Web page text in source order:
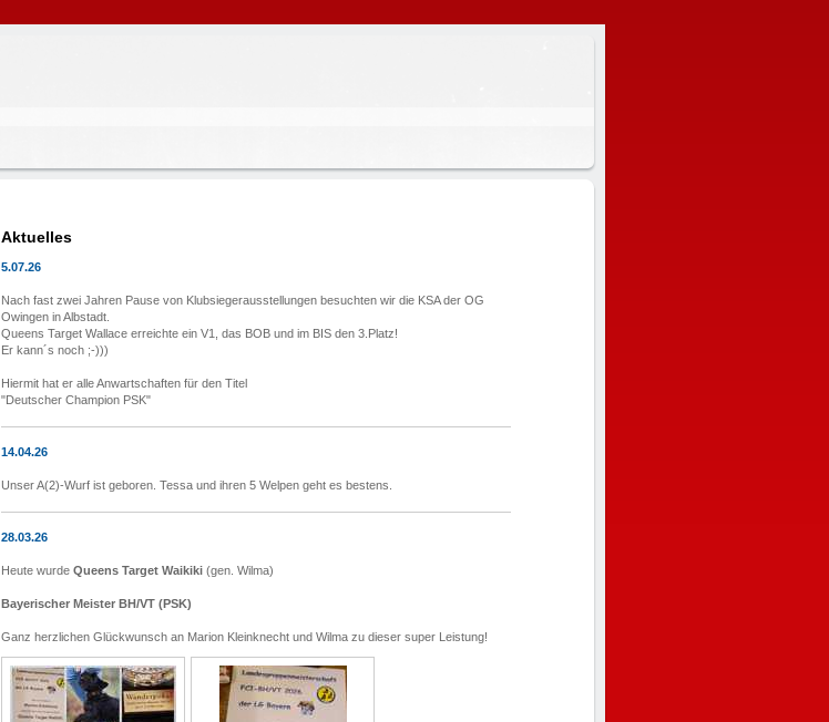
Aktuelles
5.07.26
Nach fast zwei Jahren Pause von Klubsiegerausstellungen besuchten wir die KSA der OG
Owingen in Albstadt.
Queens Target Wallace erreichte ein V1, das BOB und im BIS den 3.Platz!
Er kann´s noch ;-)))
Hiermit hat er alle Anwartschaften für den Titel
"Deutscher Champion PSK"
14.04.26
Unser A(2)-Wurf ist geboren. Tessa und ihren 5 Welpen geht es bestens.
28.03.26
Heute wurde Queens Target Waikiki (gen. Wilma)
Bayerischer Meister BH/VT (PSK)
Ganz herzlichen Glückwunsch an Marion Kleinknecht und Wilma zu dieser super Leistung!